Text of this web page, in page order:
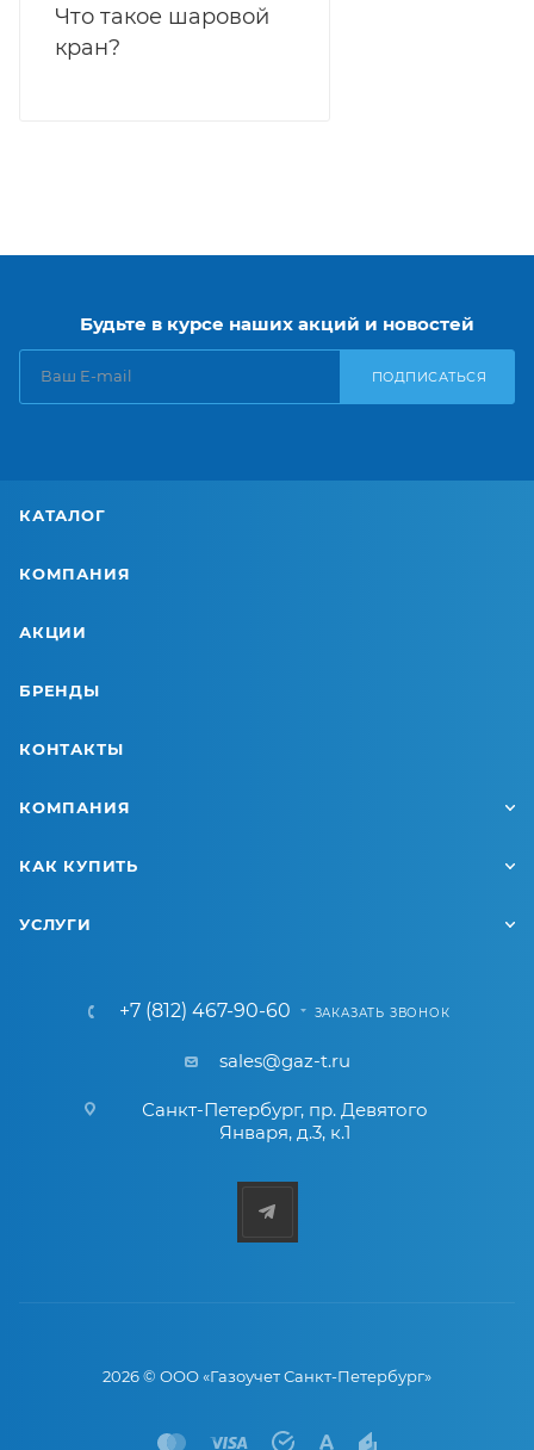
Что такое шаровой
кран?
Будьте в курсе наших акций и новостей
ПОДПИСАТЬСЯ
КАТАЛОГ
КОМПАНИЯ
АКЦИИ
БРЕНДЫ
КОНТАКТЫ
КОМПАНИЯ
КАК КУПИТЬ
УСЛУГИ
+7 (812) 467-90-60 ЗАКАЗАТЬ ЗВОНОК
sales@gaz-t.ru
Санкт-Петербург, пр. Девятого
Января, д.3, к.1
2026 © ООО «Газоучет Санкт-Петербург»